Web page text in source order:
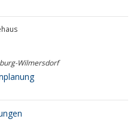
Wilmersdorf